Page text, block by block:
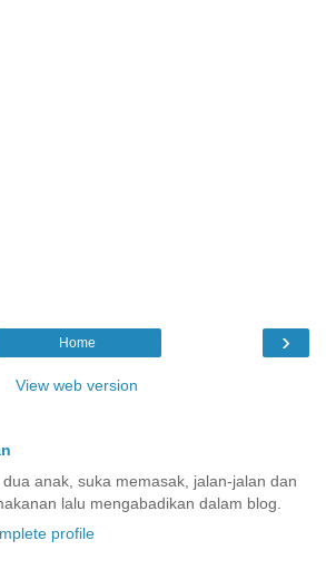
›
Home
View web version
anak, suka memasak, jalan-jalan dan
lalu mengabadikan dalam blog.
profile